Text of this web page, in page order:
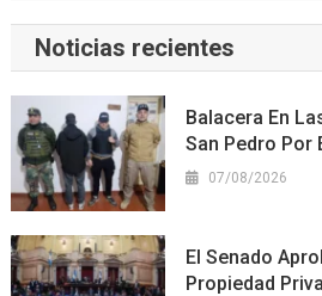
Noticias recientes
Balacera En
San Pedro Por
07/08/2026
El Senado
Propiedad